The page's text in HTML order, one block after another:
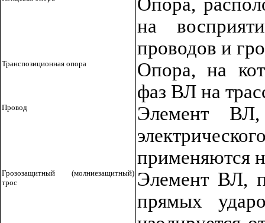
на
проводов и
Транспозиционная опора
Опора, на
фаз ВЛ на
Провод
Элемент ВЛ,
применяются
Грозозащитный (молниезащитный)
трос
Элемент ВЛ,
прямых